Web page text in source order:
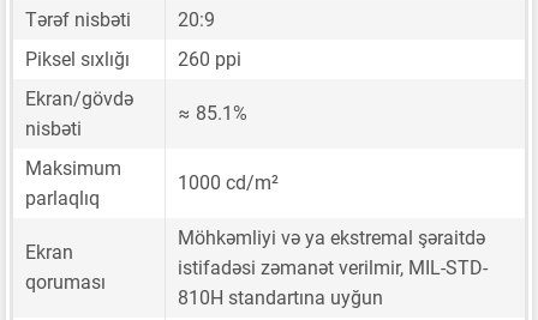
Tərəf nisbəti
20:9
Piksel sıxlığı
260 ppi
Ekran/gövdə
nisbəti
≈ 85.1%
Maksimum
parlaqlıq
1000 cd/m²
Ekran
qoruması
Möhkəmliyi və ya ekstremal şəraitdə
istifadəsi zəmanət verilmir, MIL-STD-
810H standartına uyğun